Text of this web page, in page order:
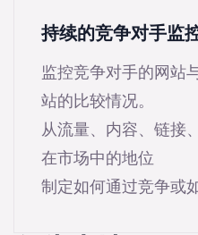
持续的竞争对手监
监控竞争对手的网站
站的比较情况。
从流量、内容、链接
在市场中的地位
制定如何通过竞争或